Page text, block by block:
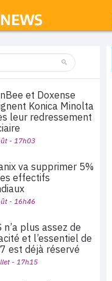
et Doxense
Konica Minolta
leur redressement
- 17h03
va supprimer 5%
effectifs
- 16h46
n’a plus assez de
et l’essentiel de
est déjà réservé
- 17h15